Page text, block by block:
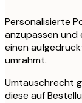
Personalisierte
anzupassen und
einen
umrahmt.
Umtauschrecht
diese auf